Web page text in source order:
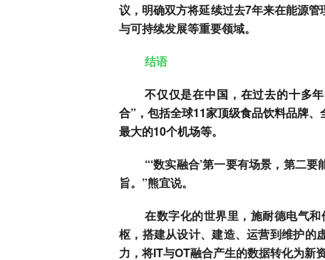
议，明确双方将延续过去7年来在能源
与可持续发展等重要领域。
结语
不仅仅是在中国，在过去的十多年
合”，包括全球11家顶级食品饮料品牌
最大的10个机场等。
“‘数实融合’第一要有场景，第二
旨。”熊宜说。
在数字化的世界里，施耐德电气
枢，搭建从设计、建造、运营到维护的
力，将IT与OT融合产生的数据转化为新